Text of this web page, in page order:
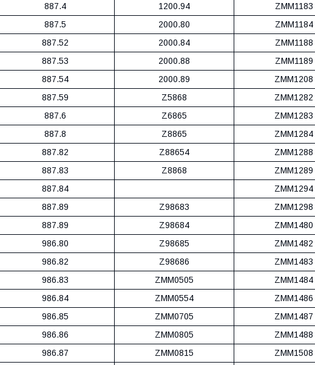
887.4
1200.94 ZMM1183
887.5
2000.80 ZMM1184
887.52
2000.84 ZMM1188
887.53
2000.88 ZMM1189
887.54
2000.89 ZMM1208
887.59
Z5868 ZMM1282
887.6
Z6865 ZMM1283
887.8
Z8865 ZMM1284
887.82
Z88654 ZMM1288
887.83
Z8868 ZMM1289
887.84
ZMM1294
887.89
Z98683 ZMM1298
887.89
Z98684 ZMM1480
986.80
Z98685 ZMM1482
986.82
Z98686 ZMM1483
986.83
ZMM0505 ZMM1484
986.84
ZMM0554 ZMM1486
986.85
ZMM0705 ZMM1487
986.86
ZMM0805 ZMM1488
986.87
ZMM0815 ZMM1508